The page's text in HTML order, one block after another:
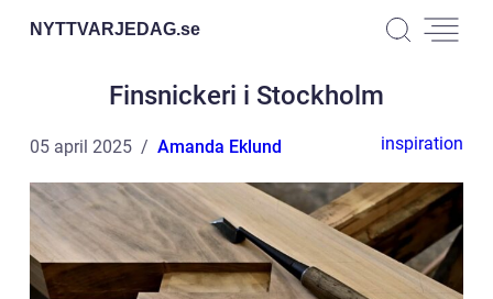
NYTTVARJEDAG.se
Finsnickeri i Stockholm
05 april 2025 Amanda Eklund inspiration